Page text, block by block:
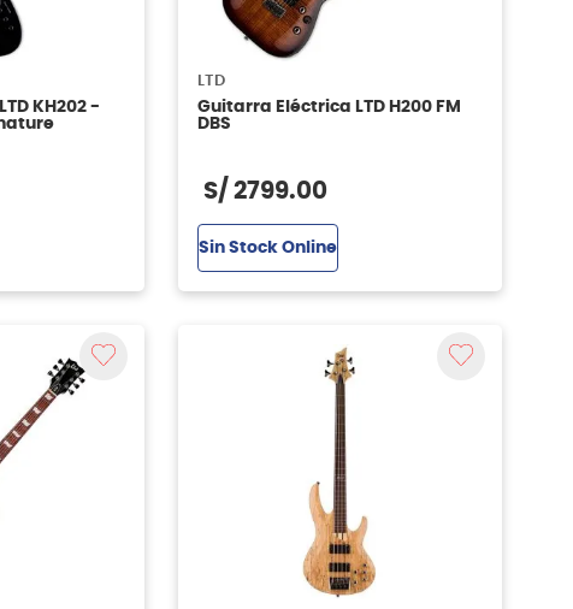
KH202 -
LTD
Guitarra Eléctrica LTD H200 FM
DBS
S/ 2799.00
Sin Stock Online